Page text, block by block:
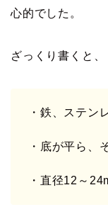
心的でした。
ざっくり書くと、
・鉄、ステン
・底が平ら、
・直径12～